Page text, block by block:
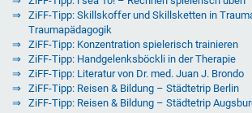
ZiFF-Tipp: Skillskoffer und Skillsketten in
Traumapädagogik
ZiFF-Tipp: Konzentration spielerisch trainieren
ZiFF-Tipp: Handgelenksböckli in der Therapie
ZiFF-Tipp: Literatur von Dr. med. Juan J. Brondo
ZiFF-Tipp: Reisen & Bildung – Städtetrip Berlin
ZiFF-Tipp: Reisen & Bildung – Städtetrip